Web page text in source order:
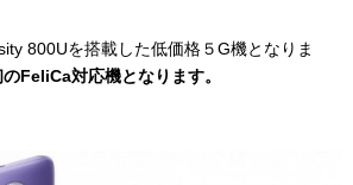
800Uを搭載した低価格５G機となりま
FeliCa対応機となります。